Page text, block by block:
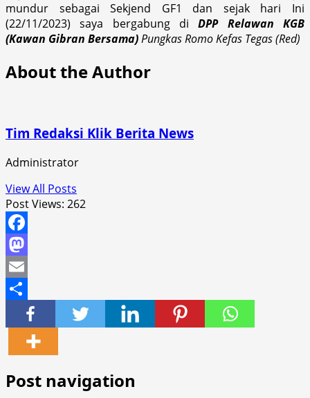
mundur sebagai Sekjend GF1 dan sejak hari Ini
(22/11/2023) saya bergabung diDPP
Relawan KGB
(Kawan Gibran Bersama)Pungkas Romo Kefas Tegas (Red)
About the Author
Tim Redaksi Klik Berita News
Administrator
View All Posts
Post Views: 262
Facebook
Mastodon
Email
Share
Post navigation